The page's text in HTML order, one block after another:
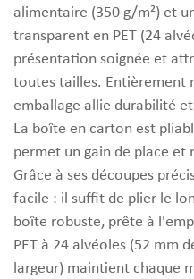
alimentaire (350 g/m²) et
transparent en PET (24
présentation soignée et
toutes tailles. Entièrement
emballage allie durabilité
La boîte en carton est
permet un gain de place
Grâce à ses découpes
facile : il suffit de plier le
boîte robuste, prête à
PET à 24 alvéoles (52 mm
largeur) maintient chaque